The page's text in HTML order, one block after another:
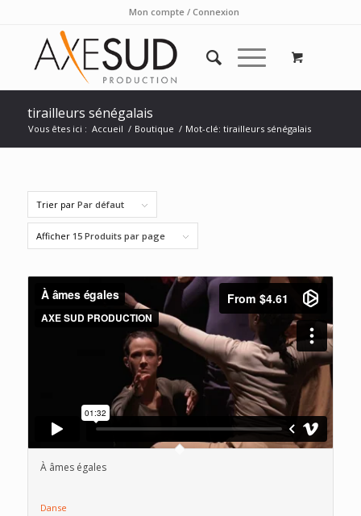
Mon compte / Connexion
tirailleurs sénégalais
Vous êtes ici : Accueil / Boutique / Mot-clé: tirailleurs sénégalais
Trier par Par défaut
Afficher 15 Produits par page
À âmes égales
Danse